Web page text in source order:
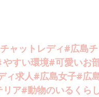
ャットレディ#広島
すい環境#可愛いお
ィ求人#広島女子#広
ア#動物のいるくら